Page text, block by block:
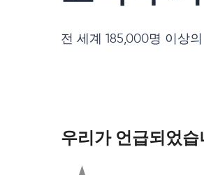
전 세계 185,000명 이상
우리가 언급되었습